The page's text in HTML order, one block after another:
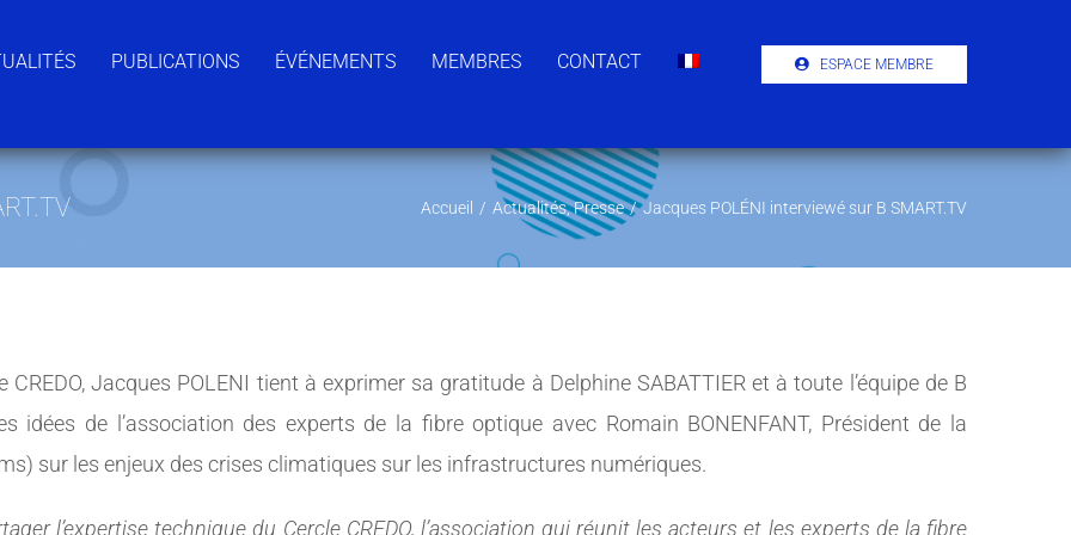
PUBLICATIONS ÉVÉNEMENTS MEMBRES CONTACT ESPACE MEMBRE
Accueil / Actualités,Presse / Jacques POLÉNI interviewé sur B SMART.TV
Jacques POLENI tient à exprimer sa gratitude à Delphine SABATTIER et à toute l’équipe de B
idées de l’association des experts de la fibre optique avec Romain BONENFANT, Président de la
sur les enjeux des crises climatiques sur les infrastructures numériques.
l’expertise technique du Cercle CREDO, l’association qui réunit les acteurs et les experts de la fibre